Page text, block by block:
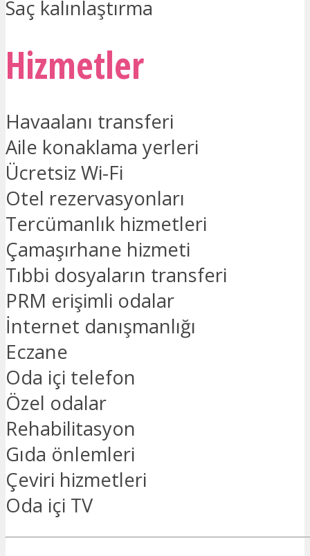
Saç kalınlaştırma
Hizmetler
Havaalanı transferi
Aile konaklama yerleri
Ücretsiz Wi-Fi
Otel rezervasyonları
Tercümanlık hizmetleri
Çamaşırhane hizmeti
Tıbbi dosyaların transferi
PRM erişimli odalar
İnternet danışmanlığı
Eczane
Oda içi telefon
Özel odalar
Rehabilitasyon
Gıda önlemleri
Çeviri hizmetleri
Oda içi TV